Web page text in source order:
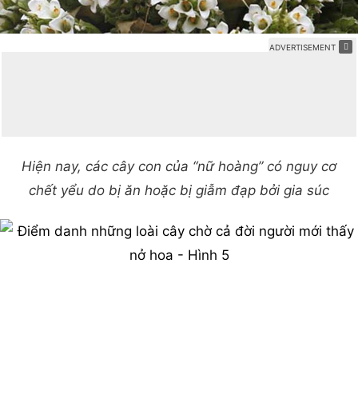
Hiện nay, các cây con của “nữ hoàng” có nguy cơ
chết yểu do bị ăn hoặc bị giẫm đạp bởi gia súc